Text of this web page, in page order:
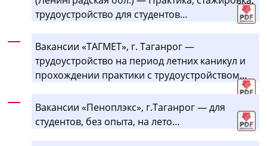
трудоустройство для студентов…
Вакансии «ТАГМЕТ», г. Таганрог —
трудоустройство на период летних каникул и
прохождении практики с трудоустройством…
Вакансии «Пеноплэкс», г.Таганрог — для
студентов, без опыта, на лето…